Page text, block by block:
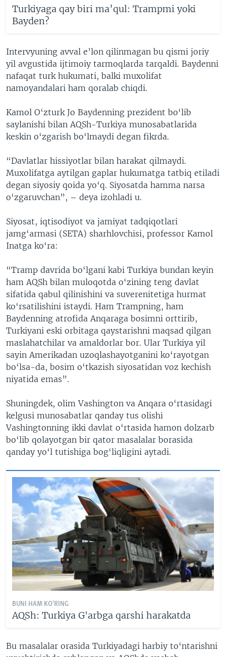
Turkiyaga qay biri ma’qul: Trampmi yoki
Bayden?
Intervyuning avval e’lon qilinmagan bu qismi joriy
yil avgustida ijtimoiy tarmoqlarda tarqaldi. Baydenni
nafaqat turk hukumati, balki muxolifat
namoyandalari ham qoralab chiqdi.
Kamol O‘zturk Jo Baydenning prezident bo‘lib
saylanishi bilan AQSh-Turkiya munosabatlarida
keskin o‘zgarish bo‘lmaydi degan fikrda.
“Davlatlar hissiyotlar bilan harakat qilmaydi.
Muxolifatga aytilgan gaplar hukumatga tatbiq etiladi
degan siyosiy qoida yo‘q. Siyosatda hamma narsa
o‘zgaruvchan”, – deya izohladi u.
Siyosat, iqtisodiyot va jamiyat tadqiqotlari
jamg‘armasi (SETA) sharhlovchisi, professor Kamol
Inatga ko‘ra:
“Tramp davrida bo‘lgani kabi Turkiya bundan keyin
ham AQSh bilan muloqotda o‘zining teng davlat
sifatida qabul qilinishini va suverenitetiga hurmat
ko‘rsatilishini istaydi. Ham Trampning, ham
Baydenning atrofida Anqaraga bosimni orttirib,
Turkiyani eski orbitaga qaystarishni maqsad qilgan
maslahatchilar va amaldorlar bor. Ular Turkiya yil
sayin Amerikadan uzoqlashayotganini ko‘rayotgan
bo‘lsa-da, bosim o‘tkazish siyosatidan voz kechish
niyatida emas”.
Shuningdek, olim Vashington va Anqara o‘rtasidagi
kelgusi munosabatlar qanday tus olishi
Vashingtonning ikki davlat o‘rtasida hamon dolzarb
bo‘lib qolayotgan bir qator masalalar borasida
qanday yo‘l tutishiga bog‘liqligini aytadi.
BUNI HAM KO'RING
AQSh: Turkiya G'arbga qarshi harakatda
Bu masalalar orasida Turkiyadagi harbiy to‘ntarishni